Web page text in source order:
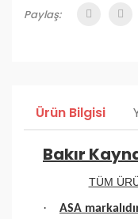
Paylaş:
Ürün Bilgisi
Bakır
TÜM
· ASA